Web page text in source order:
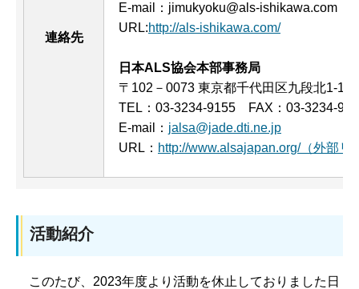
連絡先
E-mail：jimukyoku@als-ishikawa.com
URL:http://als-ishikawa.com/
日本ALS協会本部事務局
〒102－0073 東京都千代田区九段北1-
TEL：03-3234-9155 FAX：03-3234-
E-mail： jalsa@jade.dti.ne.jp
URL： http://www.alsajapan.org/（外部リ
活動紹介
このたび、2023年度より活動を休止しておりました日